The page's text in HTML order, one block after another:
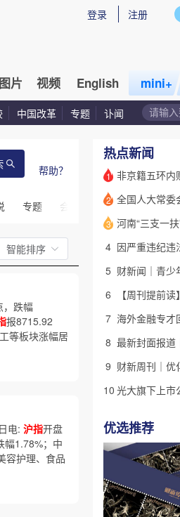
登录 注册
图片 视频 English mini+
中国改革 专题 讣闻
帮助？
专题 会议 话题 特别呈现
智能排序
，跌幅
报8715.92
等板块涨幅居
电: 沪指开盘
幅1.78%；中
容护理、食品
热点新闻
1
2
3
4
5
6
7
8 最新封面报道
9 财新周刊｜优
10
优选推荐